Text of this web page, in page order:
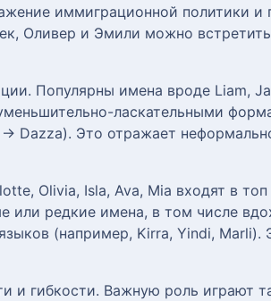
иммиграционной политики и
Оливер и Эмили можно
Популярны имена вроде Liam,
ласкательными
Dazza). Это отражает
Olivia, Isla, Ava, Mia входят в
или редкие имена, в том числе
(например, Kirra, Yindi, Marli).
и гибкости. Важную роль играют